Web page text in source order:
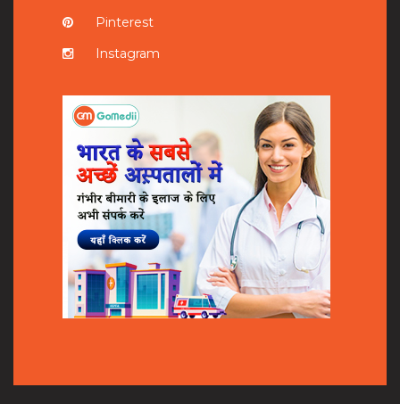
Pinterest
Instagram